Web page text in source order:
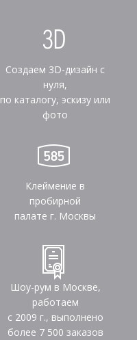
Создаем 3D-дизайн с
нуля,
по каталогу, эскизу или
фото
Клеймение в
пробирной
палате г. Москвы
Шоу-рум в Москве,
работаем
с 2009 г., выполнено
более 7 500 заказов